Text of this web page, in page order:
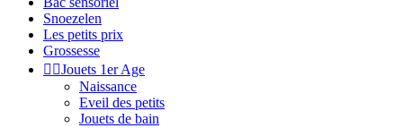
Snoezelen
Les petits prix
Grossesse
 Jouets 1er Age
Naissance
Eveil des petits
Jouets de bain